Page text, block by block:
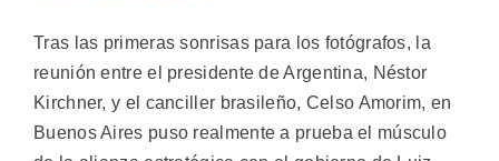
Tras las primeras sonrisas para los fotógrafos, la
reunión entre el presidente de Argentina, Néstor
Kirchner, y el canciller brasileño, Celso Amorim, en
Buenos Aires puso realmente a prueba el músculo